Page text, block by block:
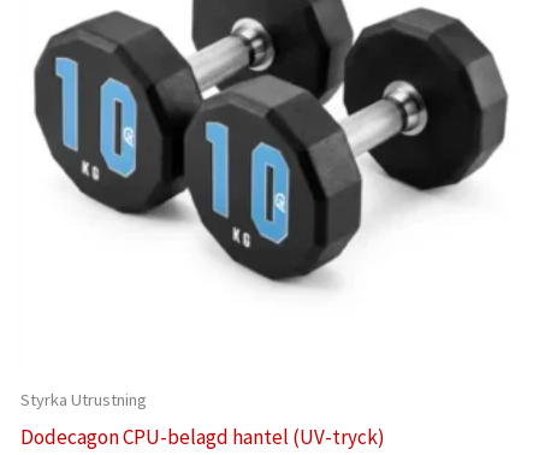
Styrka Utrustning
Dodecagon CPU-belagd hantel (UV-tryck)